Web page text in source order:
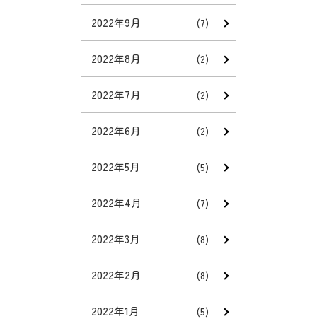
2022年9月 (7)
2022年8月 (2)
2022年7月 (2)
2022年6月 (2)
2022年5月 (5)
2022年4月 (7)
2022年3月 (8)
2022年2月 (8)
2022年1月 (5)